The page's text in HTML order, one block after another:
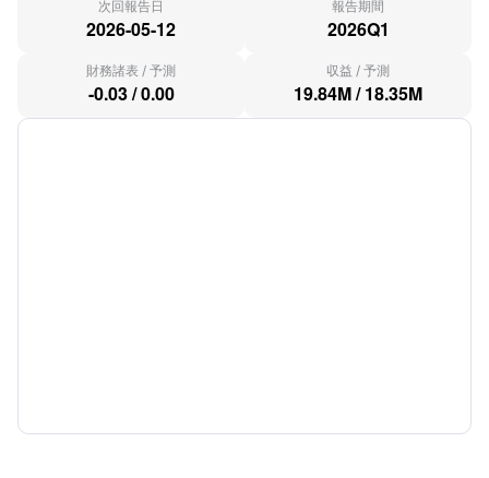
次回報告日
2026-05-12
報告期間
2026Q1
財務諸表 / 予測
-0.03/0.00
収益 / 予測
19.84M/ 18.35M